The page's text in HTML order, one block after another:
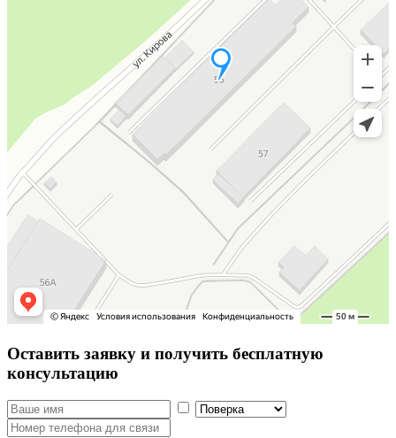
Оставить заявку и получить бесплатную
консультацию